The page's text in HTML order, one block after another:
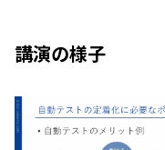
講演の様子